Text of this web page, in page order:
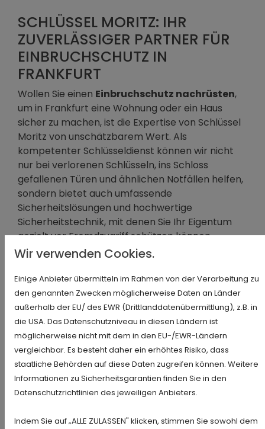
SCHLÜSSEL MORITZ: IHR
ZUVERLÄSSIGER PARTNER FÜR
EINBRUCHSCHUTZ IN
FRANKFURT
Wollen Sie einen Einbruchschutz nachrüsten,
um in Frankfurt eine Wohnung oder ein Haus
sicher zu machen, ist die Expertise von Schlüssel
Moritz von unschätzbarem Wert. Als
kompetenter Schlüsseldienst können wir nicht
nur bei verlorenen Schlüsseln, ins Schloss
gefallenen Türen und ähnlichen Notfällen helfen,
sondern bietet auch umfassende
Sicherheitslösungen und hochwertige
Sicherheitstechnik, mit denen Sie Ihr Eigentum
gezielt vor Fremdzugriff schützen können.
Wir wissen, dass Sicherheit mehr bedeutet als
physische Barrieren. Zuverlässigkeit, ein
vertrauensvoller Umgang und eine persönliche
Beratung haben für uns deshalb einen ebenso
hohen Stellenwert wie ein kundenorientierter
Service und höchste Produktqualität. Dank
unserer langjährigen Erfahrung ist unser auf
Sicherheitstechnik spezialisiertes Unternehmen
in der Lage, für jeden Bedarf eine
maßgeschneiderte Lösungzu entwickeln, die
gerecht wird.
Wir verwenden Cookies.
Einige Anbieter übermitteln im Rahmen von der Verarbeitung zu
den genannten Zwecken möglicherweise Daten an Länder
außerhalb der EU/ des EWR (Drittlanddatenübermittlung), z.B. in
die USA. Das Datenschutzniveau in diesen Ländern ist
möglicherweise nicht mit dem in den EU-/EWR-Ländern
vergleichbar. Es besteht daher ein erhöhtes Risiko, dass
staatliche Behörden auf diese Daten zugreifen können. Weitere
Informationen zu Sicherheitsgarantien finden Sie in den
Datenschutzrichtlinien des jeweiligen Anbieters.
Indem Sie auf „ALLE ZULASSEN" klicken, stimmen Sie sowohl dem